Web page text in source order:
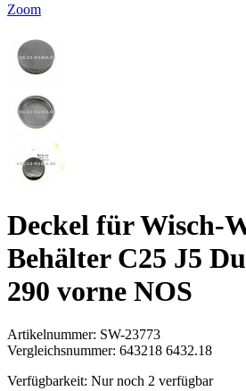
Zoom
Deckel für Wisch-
Behälter C25 J5
290 vorne NOS
Artikelnummer: SW-23773
Vergleichsnummer: 643218 6432.18
Verfügbarkeit: Nur noch 2 verfügbar